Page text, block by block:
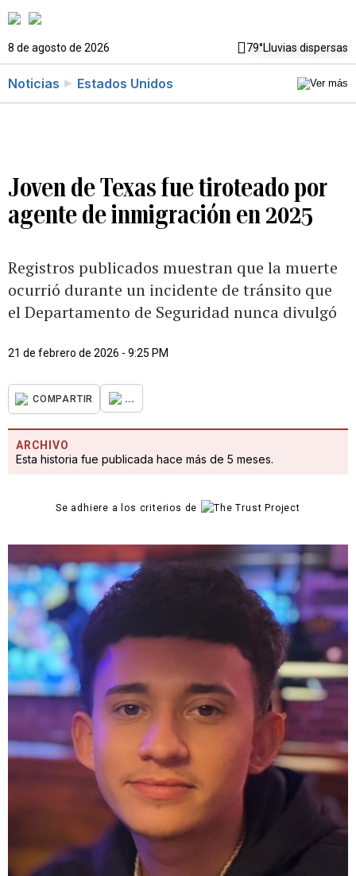
8 de agosto de 2026 79°Lluvias dispersas
Noticias Estados Unidos
Joven de Texas fue tiroteado por
agente de inmigración en 2025
Registros publicados muestran que la muerte
ocurrió durante un incidente de tránsito que
el Departamento de Seguridad nunca divulgó
21 de febrero de 2026 - 9:25 PM
COMPARTIR ...
ARCHIVO
Esta historia fue publicada hace más de 5 meses.
Se adhiere a los criterios de